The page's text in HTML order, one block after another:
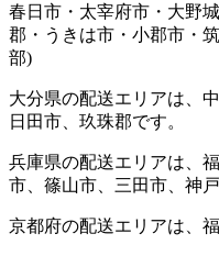
春日市・太宰府市・大野
郡・うきは市・小郡市・
部)
大分県の配送エリアは、
日田市、玖珠郡です。
兵庫県の配送エリアは、
市、篠山市、三田市、神
京都府の配送エリアは、